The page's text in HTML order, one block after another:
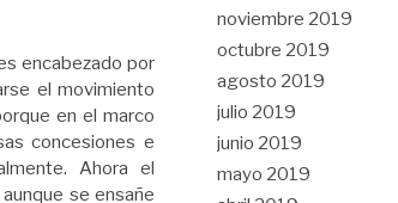
encabezado por
el movimiento
en el marco
concesiones e
Ahora el
se ensañe
noviembre 2019
octubre 2019
agosto 2019
julio 2019
junio 2019
mayo 2019